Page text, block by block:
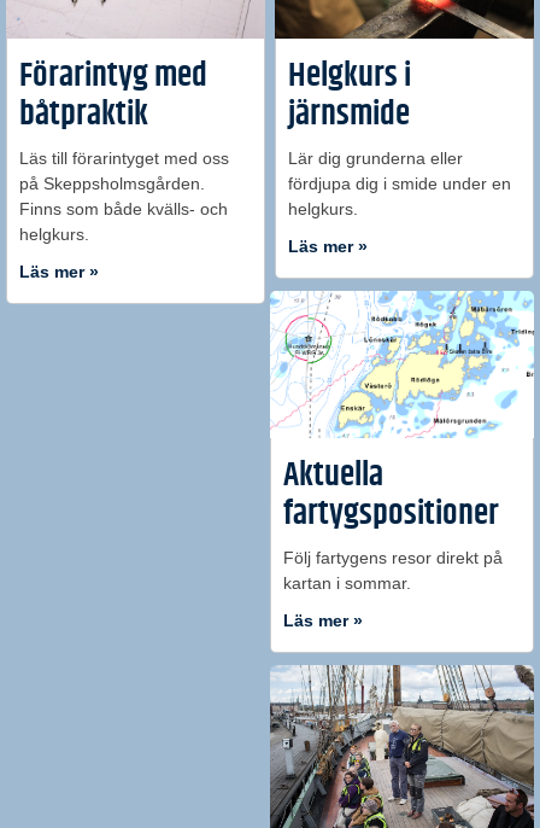
Förarintyg med
båtpraktik
Läs till förarintyget med oss
på Skeppsholmsgården.
Finns som både kvälls- och
helgkurs.
Läs mer »
Helgkurs i
järnsmide
Lär dig grunderna eller
fördjupa dig i smide under en
helgkurs.
Läs mer »
Aktuella
fartygspositioner
Följ fartygens resor direkt på
kartan i sommar.
Läs mer »